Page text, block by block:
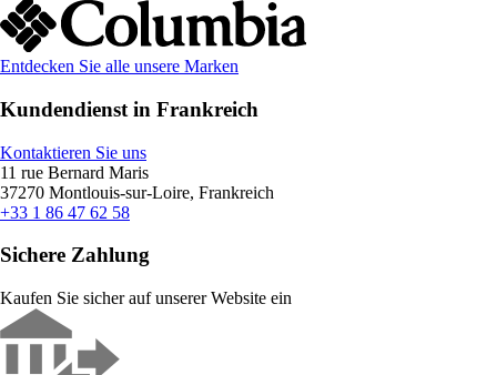
Entdecken Sie alle unsere Marken
Kundendienst in Frankreich
Kontaktieren Sie uns
11 rue Bernard Maris
37270 Montlouis-sur-Loire, Frankreich
+33 1 86 47 62 58
Sichere Zahlung
Kaufen Sie sicher auf unserer Website ein